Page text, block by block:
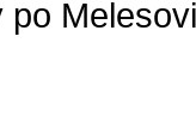
po